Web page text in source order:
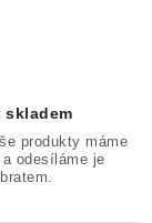
skladem
produkty máme
odesíláme je